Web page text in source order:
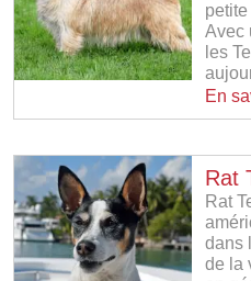
Avec
les
En
Rat
Rat
dans
de la